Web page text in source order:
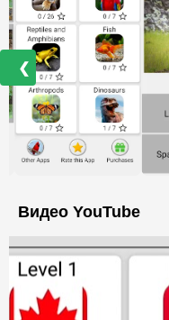
❮
Видео YouTube